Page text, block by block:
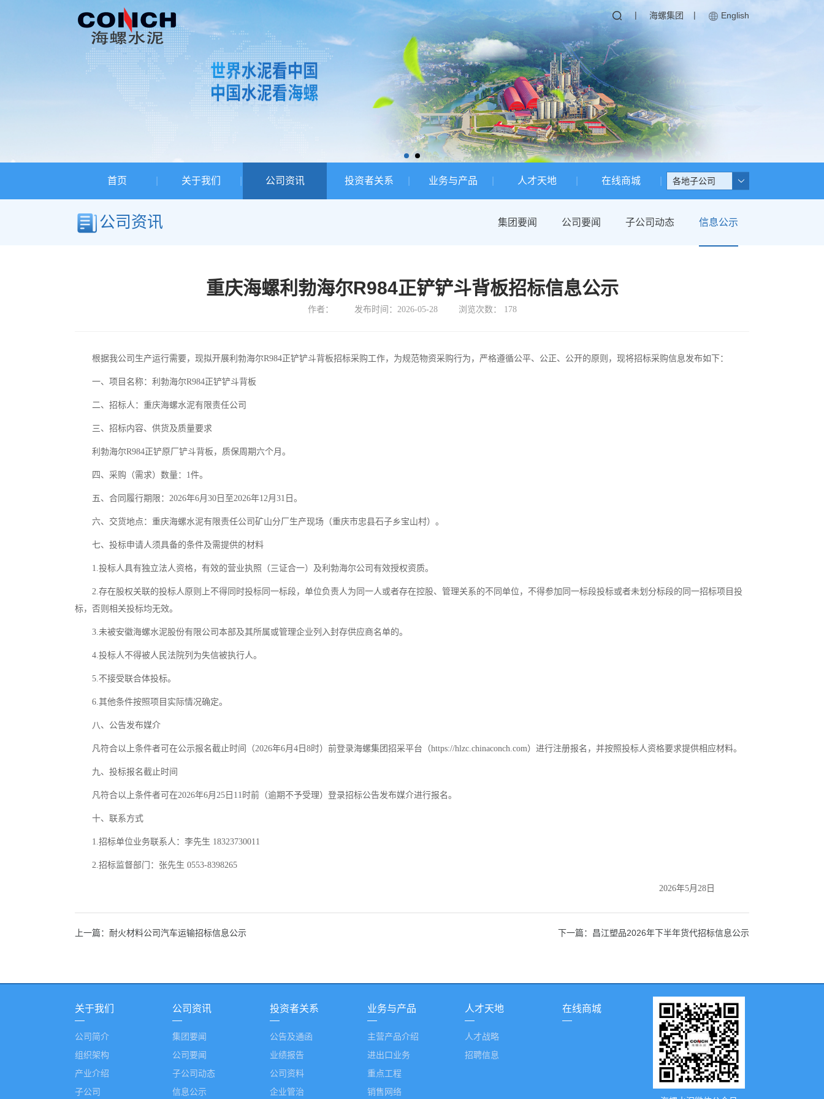
| 海螺集团 | English
首页 关于我们 公司资讯 投资者关系 业务与产品 人才天地 在线商城 各地子公司
公司资讯 集团要闻 公司要闻 子公司动态 信息公示
重庆海螺利勃海尔R984正铲铲斗背板招标信息公示
作者： 发布时间：2026-05-28 浏览次数： 178
根据我公司生产运行需要，现拟开展利勃海尔R984正铲铲斗背板招标采购工作，为规范物资采购行为，严格遵循公平、公正、公开的原则，现将招标采购信息发布如下：
一、项目名称：利勃海尔R984正铲铲斗背板
二、招标人：重庆海螺水泥有限责任公司
三、招标内容、供货及质量要求
利勃海尔R984正铲原厂铲斗背板，质保周期六个月。
四、采购（需求）数量：1件。
五、合同履行期限：2026年6月30日至2026年12月31日。
六、交货地点：重庆海螺水泥有限责任公司矿山分厂生产现场（重庆市忠县石子乡宝山村）。
七、投标申请人须具备的条件及需提供的材料
1.投标人具有独立法人资格，有效的营业执照（三证合一）及利勃海尔公司有效授权资质。
2.存在股权关联的投标人原则上不得同时投标同一标段，单位负责人为同一人或者存在控股、管理关系的不同单位，不得参加同一标段投标或者未划分标段的同一招标项目投
标，否则相关投标均无效。
3.未被安徽海螺水泥股份有限公司本部及其所属或管理企业列入封存供应商名单的。
4.投标人不得被人民法院列为失信被执行人。
5.不接受联合体投标。
6.其他条件按照项目实际情况确定。
八、公告发布媒介
凡符合以上条件者可在公示报名截止时间（2026年6月4日8时）前登录海螺集团招采平台（https://hlzc.chinaconch.com）进行注册报名，并按照投标人资格要求提供相应材料。
九、投标报名截止时间
凡符合以上条件者可在2026年6月25日11时前（逾期不予受理）登录招标公告发布媒介进行报名。
十、联系方式
1.招标单位业务联系人：李先生 18323730011
2.招标监督部门：张先生 0553-8398265
2026年5月28日
上一篇：耐火材料公司汽车运输招标信息公示 下一篇：昌江塑品2026年下半年货代招标信息公示
关于我们
公司简介
组织架构
产业介绍
子公司
公司资讯
集团要闻
公司要闻
子公司动态
信息公示
投资者关系
公告及通函
业绩报告
公司资料
企业管治
业务与产品
主营产品介绍
进出口业务
重点工程
销售网络
人才天地
人才战略
招聘信息
在线商城